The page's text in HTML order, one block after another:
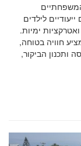
לילדים
ימיות.
חוויה בטוחה,
ותכנון הביקור,